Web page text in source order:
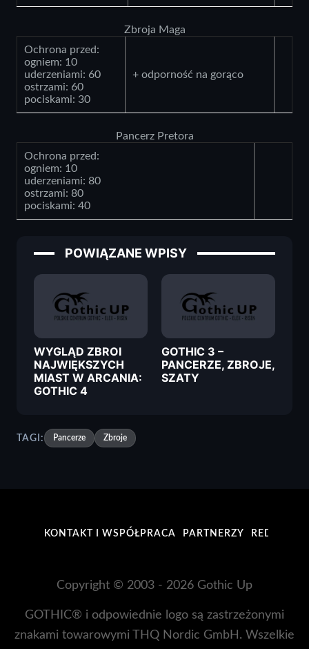
Zbroja Maga
Ochrona przed:
ogniem: 10
uderzeniami: 60
ostrzami: 60
pociskami: 30
+ odporność na gorąco
Pancerz Pretora
Ochrona przed:
ogniem: 10
uderzeniami: 80
ostrzami: 80
pociskami: 40
POWIĄZANE WPISY
WYGLĄD ZBROI
NAJWIĘKSZYCH
MIAST W ARCANIA:
GOTHIC 4
GOTHIC 3 –
PANCERZE, ZBROJE,
SZATY
TAGI: Pancerze Zbroje
KONTAKT I WSPÓŁPRACA PARTNERZY REDAKCJA
Copyright © 2003 - 2026 Gothic Up
GOTHIC® i odpowiednie logo są zastrzeżonymi
znakami towarowymi THQ Nordic GmbH. Wszelkie